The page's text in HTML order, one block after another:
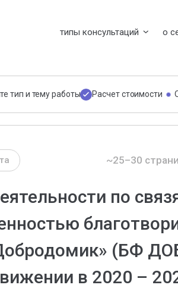
типы консультаций о
тип и тему работы Расчет стоимости
~25–30
по
(БФ
в 2020 –